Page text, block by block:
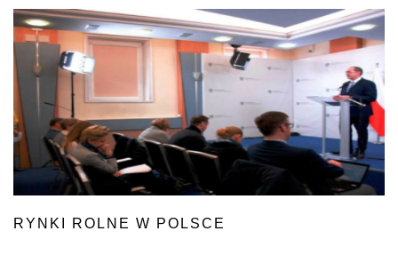
RYNKI ROLNE W POLSCE